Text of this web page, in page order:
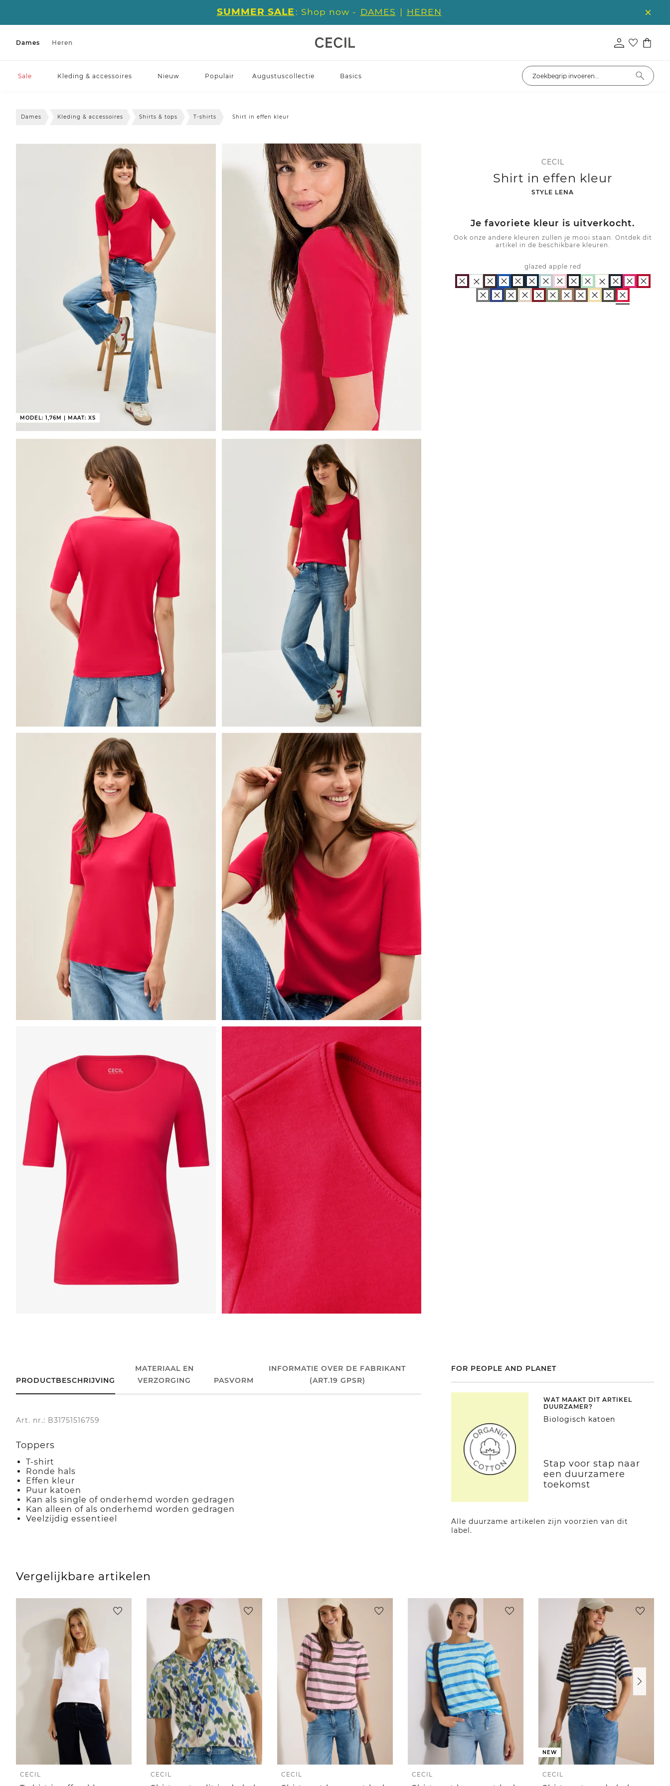
SUMMER SALE : Shop now - DAMES | HEREN
Dames Heren
Sale Kleding & accessoires Nieuw Populair Augustuscollectie Basics
Dames Kleding & accessoires Shirts & tops T-shirts Shirt in effen kleur
MODEL: 1,76M | MAAT: XS
CECIL
Shirt in effen kleur
-
STYLE LENA
Je favoriete kleur is uitverkocht.
Ook onze andere kleuren zullen je mooi staan. Ontdek dit
artikel in de beschikbare kleuren.
glazed apple red
PRODUCTBESCHRIJVING
MATERIAAL EN
VERZORGING
PASVORM
INFORMATIE OVER DE FABRIKANT
(ART.19 GPSR)
Art. nr.: B31751516759
Toppers
T-shirt
Ronde hals
Effen kleur
Puur katoen
Kan als single of onderhemd worden gedragen
Kan alleen of als onderhemd worden gedragen
Veelzijdig essentieel
FOR PEOPLE AND PLANET
WAT MAAKT DIT ARTIKEL
DUURZAMER?
Biologisch katoen
Stap voor stap naar
een duurzamere
toekomst
Alle duurzame artikelen zijn voorzien van dit
label.
Vergelijkbare artikelen
CECIL CECIL CECIL CECIL
NEW
CECIL